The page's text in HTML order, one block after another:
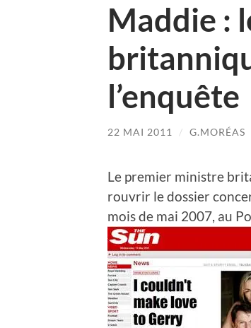
Maddie :
l’enquête
22 MAI 2011 / G.MORÉAS
Le premier ministre
rouvrir le dossier
mois de mai 2007, au